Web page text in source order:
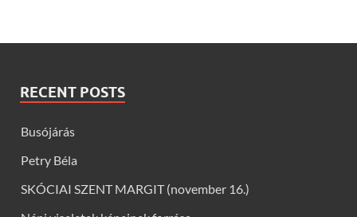
RECENT POSTS
Busójárás
Petry Béla
SKÓCIAI SZENT MARGIT (november 16.)